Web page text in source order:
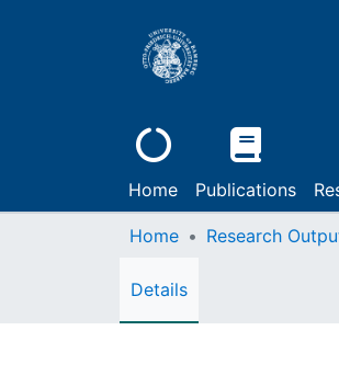
Home Publications
Home Research
Details